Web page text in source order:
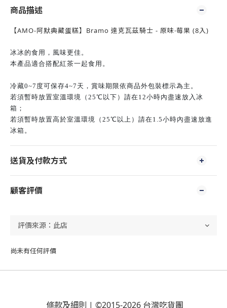
商品描述
【AMO-阿默典藏蛋糕】Bramo 達克瓦茲騎士 - 原味‧莓果 (8入)
冰冰的食用，風味更佳。
本產品適合搭配紅茶一起食用。
冷藏0~7度可保存4~7天，賞味期限依商品外包裝標示為主。
若須暫時放置室溫環境（25℃以下）請在12小時內盡速放入冰
箱；
若須暫時放置高於室溫環境（25℃以上）請在1.5小時內盡速放進
冰箱。
送貨及付款方式
顧客評價
尚未有任何評價
條款及細則 | ©2015-2026 台灣吃貨團